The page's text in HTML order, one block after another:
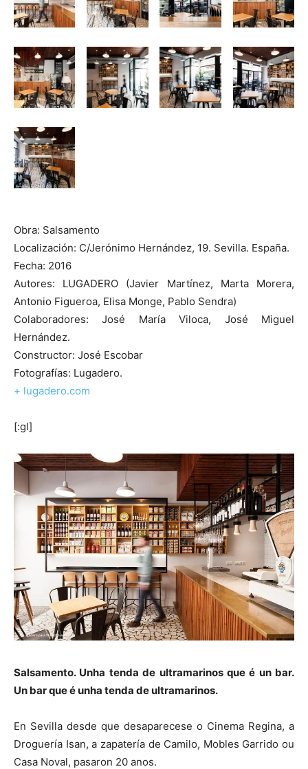
Obra: Salsamento
Localización: C/Jerónimo Hernández, 19. Sevilla. España.
Fecha: 2016
Autores: LUGADERO (Javier Martínez, Marta Morera,
Antonio Figueroa, Elisa Monge, Pablo Sendra)
Colaboradores: José María Viloca, José Miguel
Hernández.
Constructor: José Escobar
Fotografías: Lugadero.
+ lugadero.com
[:gl]
Salsamento. Unha tenda de ultramarinos que é un bar.
Un bar que é unha tenda de ultramarinos.
En Sevilla desde que desaparecese o Cinema Regina, a
Droguería Isan, a zapatería de Camilo, Mobles Garrido ou
Casa Noval, pasaron 20 anos.